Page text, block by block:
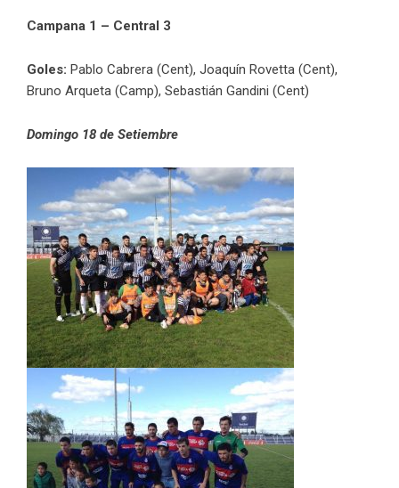
Campana 1 – Central 3
Goles: Pablo Cabrera (Cent), Joaquín Rovetta (Cent),
Bruno Arqueta (Camp), Sebastián Gandini (Cent)
Domingo 18 de Setiembre